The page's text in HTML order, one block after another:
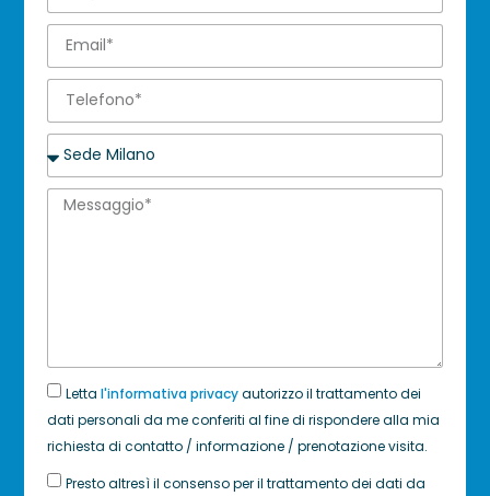
Letta l'informativa privacyautorizzo il trattamento dei
dati personali da me conferiti al fine di rispondere alla mia
richiesta di contatto / informazione / prenotazione visita.
Presto altresì il consenso per il trattamento dei dati da